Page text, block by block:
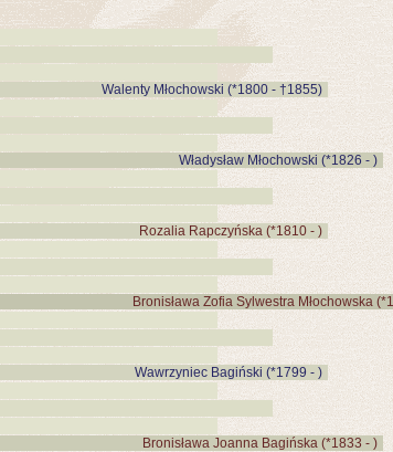
Walenty Młochowski (*1800 - †1855)
Władysław Młochowski (*1826 - )
Rozalia Rapczyńska (*1810 - )
Bronisława Zofia Sylwestra Młochowska
Wawrzyniec Bagiński (*1799 - )
Bronisława Joanna Bagińska (*1833 - )